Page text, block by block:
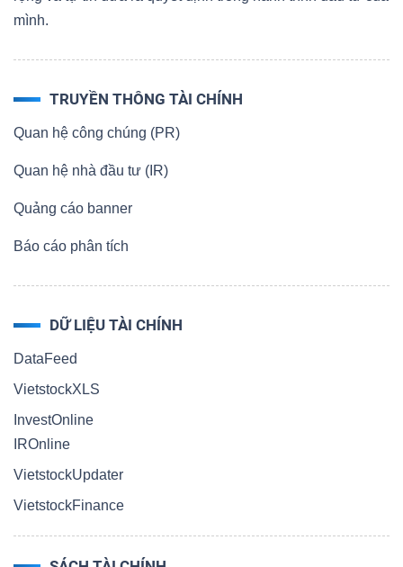
mình.
TRUYỀN THÔNG TÀI CHÍNH
Quan hệ công chúng (PR)
Quan hệ nhà đầu tư (IR)
Quảng cáo banner
Báo cáo phân tích
DỮ LIỆU TÀI CHÍNH
DataFeed
VietstockXLS
InvestOnline
IROnline
VietstockUpdater
VietstockFinance